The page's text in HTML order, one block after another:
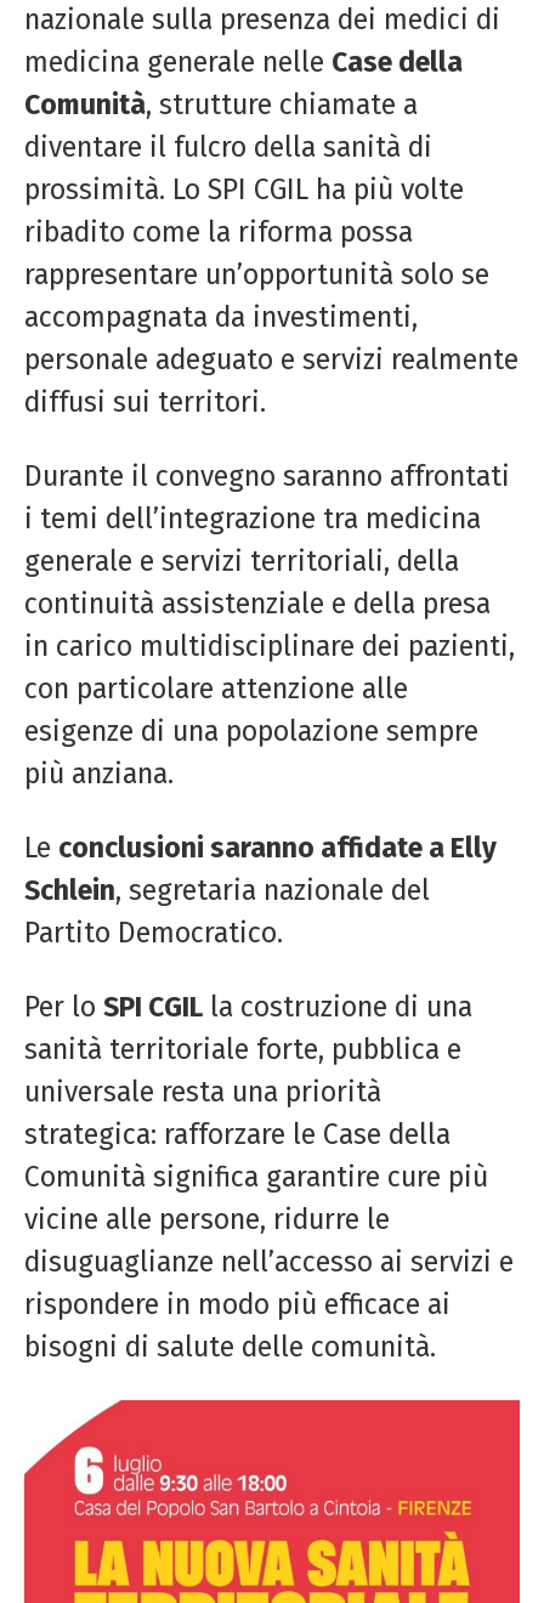
nazionale sulla presenza dei medici di
medicina generale nelle Case della
Comunità, strutture chiamate a
diventare il fulcro della sanità di
prossimità. Lo SPI CGIL ha più volte
ribadito come la riforma possa
rappresentare un’opportunità solo se
accompagnata da investimenti,
personale adeguato e servizi realmente
diffusi sui territori.
Durante il convegno saranno affrontati
i temi dell’integrazione tra medicina
generale e servizi territoriali, della
continuità assistenziale e della presa
in carico multidisciplinare dei pazienti,
con particolare attenzione alle
esigenze di una popolazione sempre
più anziana.
Le conclusioni saranno affidate a Elly
Schlein, segretaria nazionale del
Partito Democratico.
Per lo SPI CGIL la costruzione di una
sanità territoriale forte, pubblica e
universale resta una priorità
strategica: rafforzare le Case della
Comunità significa garantire cure più
vicine alle persone, ridurre le
disuguaglianze nell’accesso ai servizi e
rispondere in modo più efficace ai
bisogni di salute delle comunità.